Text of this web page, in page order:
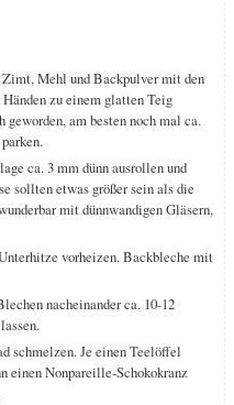
Mehl und Backpulver mit den
zu einem glatten Teig
am besten noch mal ca.
ca. 3 mm dünn ausrollen und
sollten etwas größer sein als die
mit dünnwandigen Gläsern,
vorheizen. Backbleche mit
nacheinander ca. 10-12
schmelzen. Je einen Teelöffel
einen Nonpareille-Schokokranz